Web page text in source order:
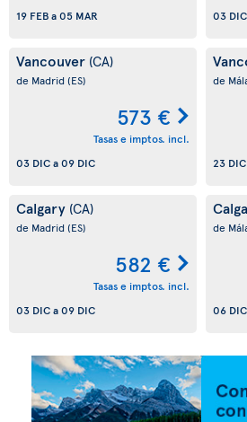
19 FEBa05 MAR
03 DIC
Vancouver (CA)
de Madrid(ES)
573 €
Tasas e imptos. incl.
03 DICa09 DIC
de
23 DIC
Calgary (CA)
de Madrid(ES)
582 €
Tasas e imptos. incl.
03 DICa09 DIC
de
06 DIC